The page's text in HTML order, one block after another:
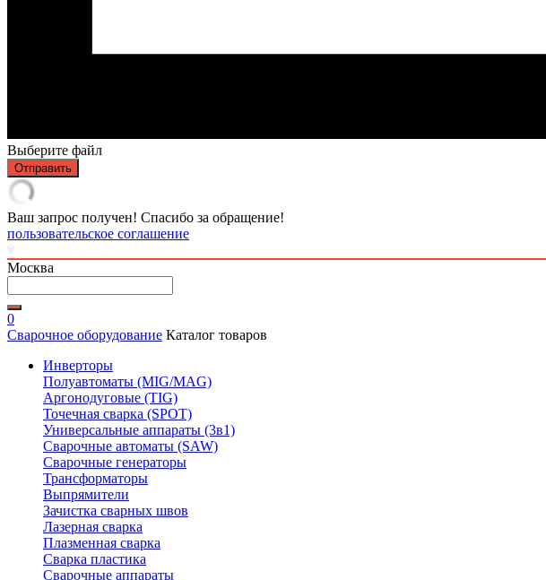
Выберите файл
Отправить
Ваш запрос получен! Спасибо за обращение!
пользовательское соглашение
Москва
0
Сварочное оборудование Каталог товаров
Инверторы
Полуавтоматы (MIG/MAG)
Аргонодуговые (TIG)
Точечная сварка (SPOT)
Универсальные аппараты (3в1)
Сварочные автоматы (SAW)
Сварочные генераторы
Трансформаторы
Выпрямители
Зачистка сварных швов
Лазерная сварка
Плазменная сварка
Сварка пластика
Сварочные аппараты